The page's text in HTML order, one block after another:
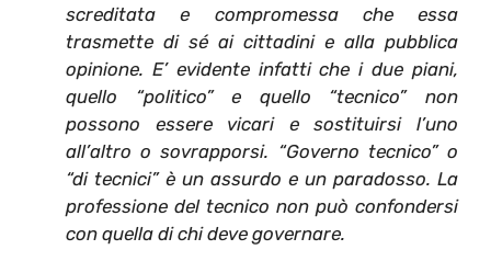
screditata e compromessa che essa
trasmette di sé ai cittadini e alla pubblica
opinione. E’ evidente infatti che i due piani,
quello “politico” e quello “tecnico” non
possono essere vicari e sostituirsi l’uno
all’altro o sovrapporsi. “Governo tecnico” o
“di tecnici” è un assurdo e un paradosso. La
professione del tecnico non può confondersi
con quella di chi deve governare.